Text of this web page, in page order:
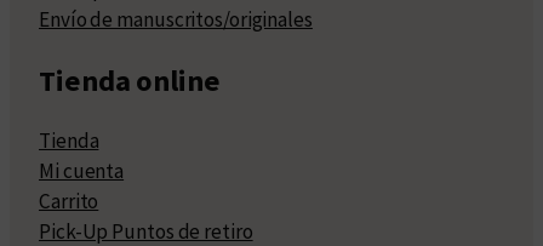
Envío de manuscritos/originales
Tienda online
Tienda
Mi cuenta
Carrito
Pick-Up Puntos de retiro